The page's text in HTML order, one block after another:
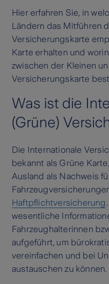
Hier erfahren Sie, in
Ländern das Mitführen
Versicherungskarte
Karte erhalten und
zwischen der Kleinen
Versicherungskarte
Was ist die
(Grüne)
Die Internationale
bekannt als Grüne
Ausland als Nachweis
Haftpflichtversicherung
wesentliche
Fahrzeughalterinnen
aufgeführt, um
vereinfachen und bei
austauschen zu können.